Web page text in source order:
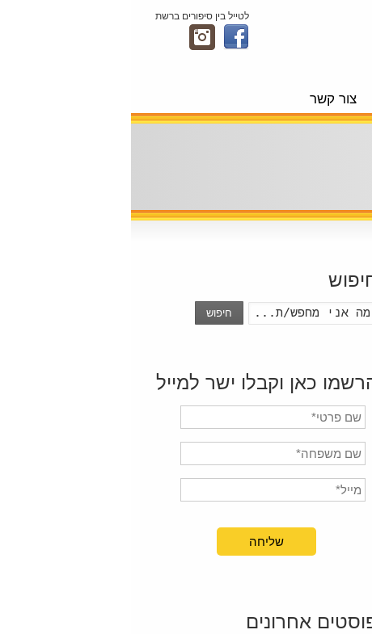
לטייל בין סיפורים ברשת
צור קשר
חיפוש
כאן וקבלו ישר למייל
אחרונים